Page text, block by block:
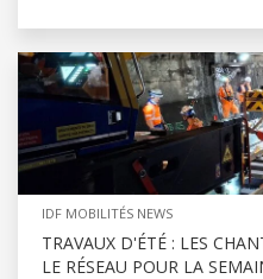
IDF MOBILITÉS NEWS
TRAVAUX D'ÉTÉ : LES
LE RÉSEAU POUR LA